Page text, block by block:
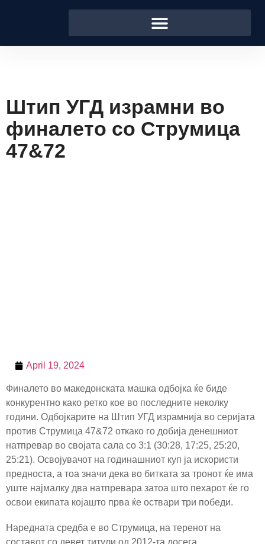
Штип УГД израмни во
финалето со Струмица
47&72
April 19, 2024
Финалето во македонската машка одбојка ќе биде
конкурентно како ретко кое во последните неколку
години. Одбојкарите на Штип УГД израмнија во серијата
против Струмица 47&72 откако го добија денешниот
натпревар во својата сала со 3:1 (30:28, 17:25, 25:20,
25:21). Освојувачот на годинашниот куп ја искористи
предноста, а тоа значи дека во битката за тронот ќе има
уште најмалку два натпревара затоа што пехарот ќе го
освои екипата којашто прва ќе оствари три победи.
Наредната средба е во Струмица, на теренот на
составот со девет титули од 2012-та досега.